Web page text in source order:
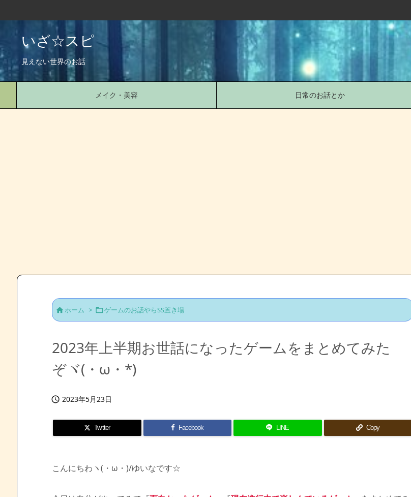
いざ☆スピ
見えない世界のお話
メイク・美容 日常のお話とか
ホーム > ゲームのお話やらSS置き場
2023年上半期お世話になったゲームをまとめてみた
ぞヾ(・ω・*)
 2023年5月23日
Twitter Facebook LINE Copy
こんにちわヽ(・ω・)/ゆいなです☆